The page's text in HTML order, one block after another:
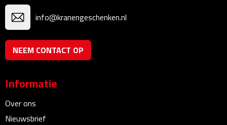
Bureau onderleggers
Bureau organizers
Bureausets
Bureau ventilatoren
Boekenleggers
info@kranengeschenken.nl
NEEM CONTACT OP
Informatie
Over ons
Nieuwsbrief